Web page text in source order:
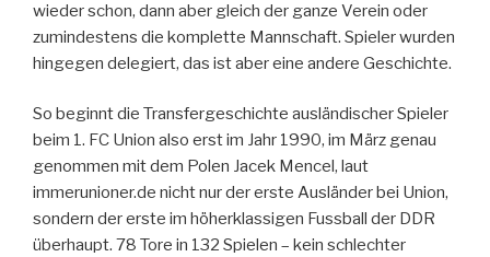
wieder schon, dann aber gleich der ganze Verein oder
zumindestens die komplette Mannschaft. Spieler wurden
hingegen delegiert, das ist aber eine andere Geschichte.
So beginnt die Transfergeschichte ausländischer Spieler
beim 1. FC Union also erst im Jahr 1990, im März genau
genommen mit dem Polen Jacek Mencel, laut
immerunioner.de nicht nur der erste Ausländer bei Union,
sondern der erste im höherklassigen Fussball der DDR
überhaupt. 78 Tore in 132 Spielen – kein schlechter